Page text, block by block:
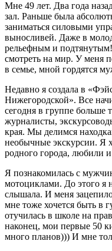
Мне 49 лет. Два года
зал. Раньше была
заниматься силовыми
выносливей. Даже в
рельефным и
смотреть на мир. У меня
в семье, мной гордятся
Недавно я создала в
Нижего­родской». Все
сегодня в группе больше
журнали­сты,
края. Мы делимся
необычные экскурсии. Я
родного города, любили и
Я познакомилась с
мотоциклами. До этого я
слышала. И меня
мне тоже хочется быть в
отучилась в школе на
наконец, мои первые 50
много планов))) И мне